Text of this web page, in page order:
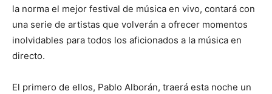
la norma el mejor festival de música en vivo, contará con
una serie de artistas que volverán a ofrecer momentos
inolvidables para todos los aficionados a la música en
directo.
El primero de ellos, Pablo Alborán, traerá esta noche un